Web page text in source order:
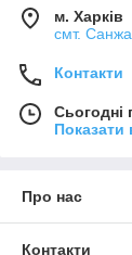
м. Харків
смт.
Контакти
Сьогодні
Показати
Про нас
Контакти